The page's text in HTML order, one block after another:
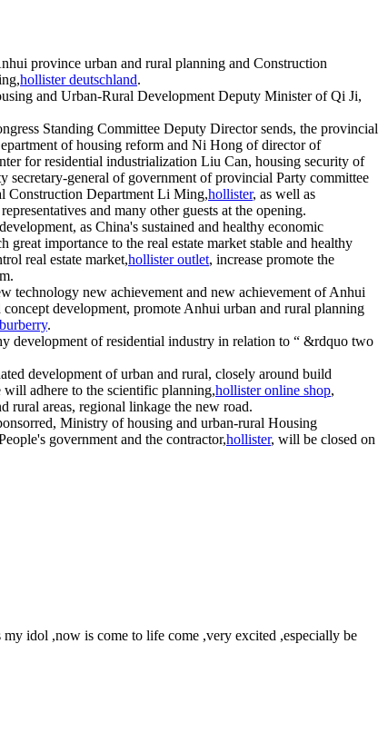
province urban and rural planning and Construction
hollister deutschland.
and Urban-Rural Development Deputy Minister of Qi Ji,
Standing Committee Deputy Director sends, the provincial
of housing reform and Ni Hong of director of
for residential industrialization Liu Can, housing security of
secretary-general of government of provincial Party committee
Construction Department Li Ming,hollister, as well as
and many other guests at the opening.
as China's sustained and healthy economic
importance to the real estate market stable and healthy
real estate market,hollister outlet, increase promote the
technology new achievement and new achievement of Anhui
development, promote Anhui urban and rural planning
burberry.
development of residential industry in relation to “ &rdquo two
development of urban and rural, closely around build
adhere to the scientific planning,hollister online shop,
areas, regional linkage the new road.
Ministry of housing and urban-rural Housing
government and the contractor,hollister, will be closed on
idol ,now is come to life come ,very excited ,especially be